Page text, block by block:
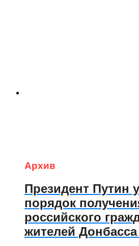
Архив
Президент Путин
порядок
российского
жителей